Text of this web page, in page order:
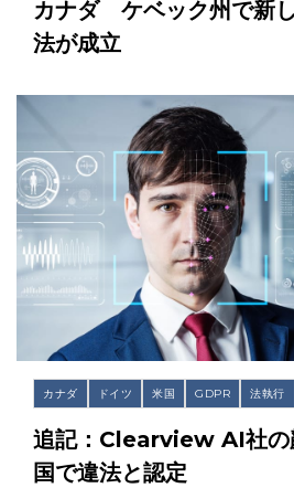
カナダ ケベック州で新
法が成立
カナダ ドイツ 米国 GDPR 法執行
追記：Clearview AI社の
国で違法と認定